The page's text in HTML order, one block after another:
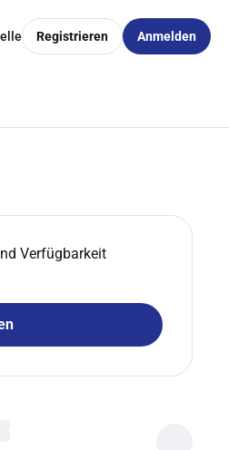
Registrieren Anmelden
Verfügbarkeit